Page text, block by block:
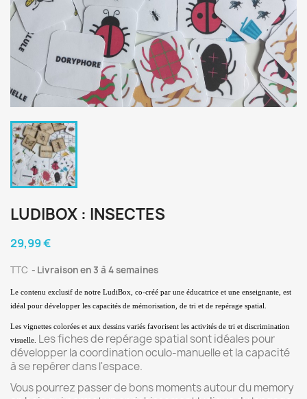
LUDIBOX : INSECTES
29,99 €
TTC Livraison en 3 à 4 semaines
Le contenu exclusif de notre LudiBox, co-créé par une éducatrice et une enseignante, est
idéal pour développer les capacités de mémorisation, de tri et de repérage spatial.
Les vignettes colorées et aux dessins variés favorisent les activités de tri et discrimination
visuelle. Les fiches de repérage spatial sont idéales pour
développer la coordination oculo-manuelle et la capacité
à se repérer dans l'espace.
Vous pourrez passer de bons moments autour du memory